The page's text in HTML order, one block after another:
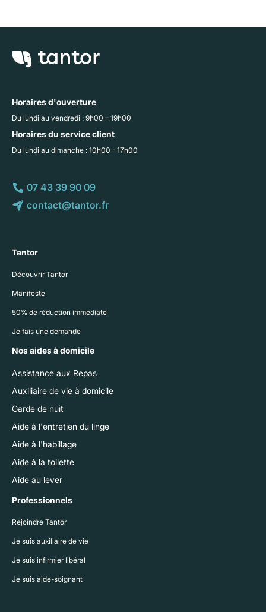
Horaires d'ouverture
Du lundi au vendredi : 9h00 – 19h00
Horaires du service client
Du lundi au dimanche : 10h00 - 17h00
07 43 39 90 09
contact@tantor.fr
Tantor
Découvrir Tantor
Manifeste
50% de réduction immédiate
Je fais une demande
Nos aides à domicile
Assistance aux Repas
Auxiliaire de vie à domicile
Garde de nuit
Aide à l'entretien du linge
Aide à l'habillage
Aide à la toilette
Aide au lever
Professionnels
Rejoindre Tantor
Je suis auxiliaire de vie
Je suis infirmier libéral
Je suis aide-soignant